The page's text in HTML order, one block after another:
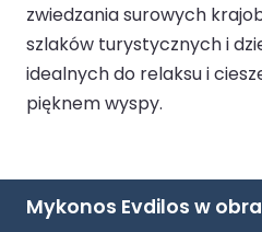
zwiedzania surowych
szlaków turystycznych i
idealnych do relaksu i
pięknem wyspy.
Mykonos Evdilos w